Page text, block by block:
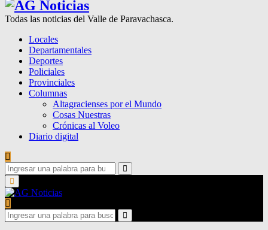
Todas las noticias del Valle de Paravachasca.
Locales
Departamentales
Deportes
Policiales
Provinciales
Columnas
Altagracienses por el Mundo
Cosas Nuestras
Crónicas al Voleo
Diario digital
Search
for:
Search
Primary
Menu
Search
for:
Search